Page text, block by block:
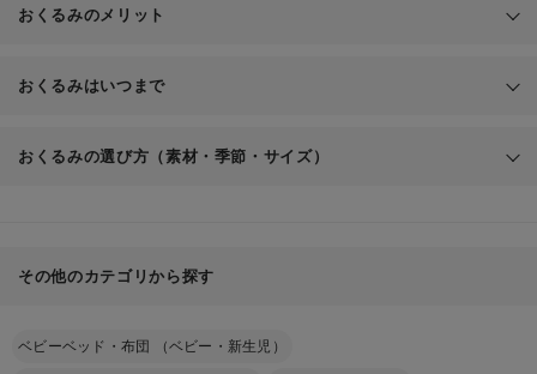
おくるみのメリット
おくるみはいつまで
おくるみの選び方（素材・季節・サイズ）
フリース素材
素材 おすすめの季節
その他のカテゴリから探す
ベビーベッド・布団 （ベビー・新生児）